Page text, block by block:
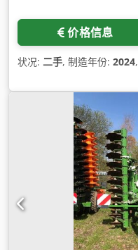
价格信息
状况: 二手, 制造年份: 2024,